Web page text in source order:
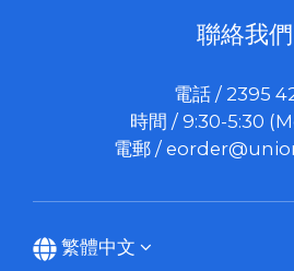
聯絡我們
電話 / 2395
時間 / 9:30-5:30
電郵 /
繁體中文